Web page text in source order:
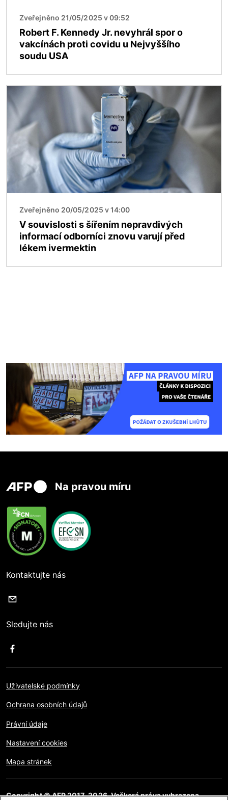
Zveřejněno 21/05/2025 v 09:52
Robert F. Kennedy Jr. nevyhrál spor o
vakcínách proti covidu u Nejvyššího
soudu USA
Obrázek
Zveřejněno 20/05/2025 v 14:00
V souvislosti s šířením nepravdivých
informací odborníci znovu varují před
lékem ivermektin
Na pravou míru
Kontaktujte nás
Sledujte nás
Uživatelské podmínky
Ochrana osobních údajů
Právní údaje
Nastavení cookies
Mapa stránek
Copyright © AFP 2017-2026. Veškerá práva vyhrazena.